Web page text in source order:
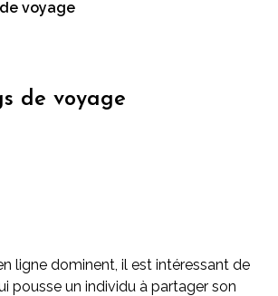
voyage
de voyage
ligne dominent, il est intéressant de
pousse un individu à partager son